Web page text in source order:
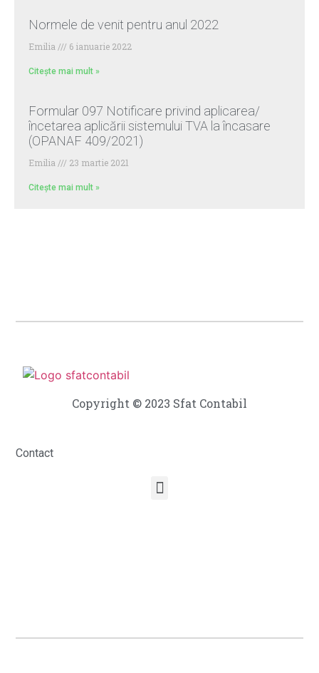
Normele de venit pentru anul 2022
Emilia 6 ianuarie 2022
Citește mai mult »
Formular 097 Notificare privind aplicarea/
încetarea aplicării sistemului TVA la încasare
(OPANAF 409/2021)
Emilia 23 martie 2021
Citește mai mult »
Copyright © 2023 Sfat Contabil
Contact